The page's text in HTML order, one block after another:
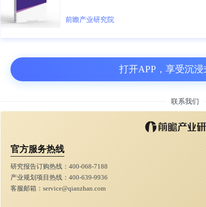
前瞻产业研究院
打开APP，享受沉
联系我们
官方服务热线
研究报告订购热线：400-068-7188
产业规划项目热线：400-639-9936
客服邮箱：service@qianzhan.com